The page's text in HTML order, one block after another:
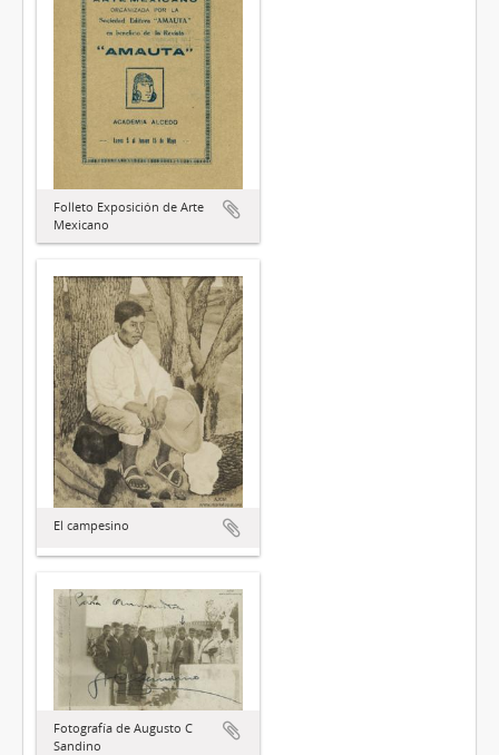
Folleto Exposición de Arte
Mexicano
El campesino
Fotografía de Augusto C
Sandino